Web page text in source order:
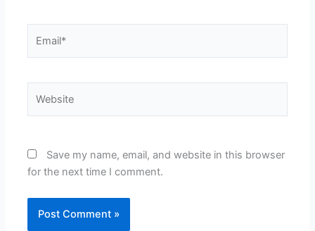
Save my name, email, and website in this browser
for the next time I comment.